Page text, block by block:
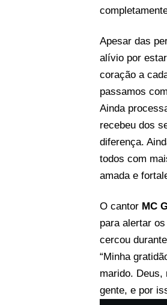
Apesar das
alívio por
coração a
passamos
Ainda
recebeu dos
diferença.
todos com
amada e
O cantor MC
para alertar
cercou
“Minha
marido. Deus,
gente, e por